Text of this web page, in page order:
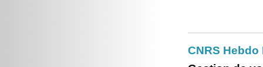
CNRS